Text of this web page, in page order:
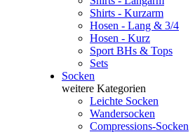
Shirts - Kurzarm
Hosen - Lang & 3/4
Hosen - Kurz
Sport BHs & Tops
Sets
Socken
weitere Kategorien
Leichte Socken
Wandersocken
Compressions-Socken